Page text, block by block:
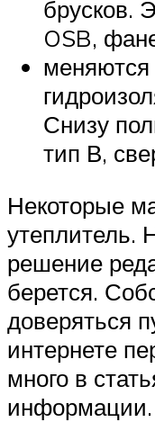
брусков.
OSB,
Снизу
тип В,
Некоторые
утеплитель.
решение
берется.
доверяться
интернете
много в
информации.